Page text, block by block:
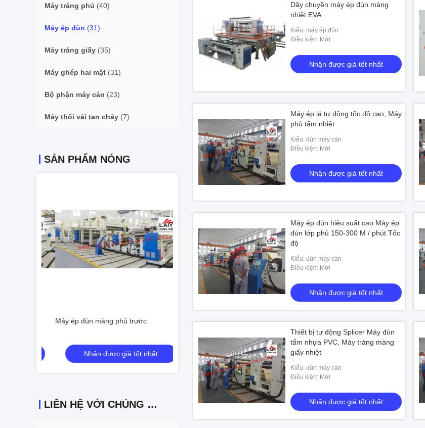
Máy tráng phủ (40)
Máy ép đùn (31)
Máy tráng giấy (35)
Máy ghép hai mặt (31)
Bộ phận máy cán (23)
Máy thổi vải tan chảy (7)
SẢN PHẨM NÓNG
Máy ép đùn màng phủ trước
Nhận được giá tốt nhất
Máy ép đùn màng phủ trước
Nhận được giá tốt nhất
LIÊN HỆ VỚI CHÚNG TÔI
Dây chuyền máy ép đùn màng
nhiệt EVA
Kiểu: máy ép đùn
Điều kiện: Mới
Nhận được giá tốt nhất
Máy ép lá tự động tốc độ cao, Máy
phủ tấm nhiệt
Kiểu: đùn máy cán
Điều kiện: Mới
Nhận được giá tốt nhất
Máy ép đùn hiệu suất cao Máy ép
đùn lớp phủ 150-300 M / phút Tốc
độ
Kiểu: đùn máy cán
Điều kiện: Mới
Nhận được giá tốt nhất
Thiết bị tự động Splicer Máy đùn
tấm nhựa PVC, Máy tráng màng
giấy nhiệt
Kiểu: đùn máy cán
Điều kiện: Mới
Nhận được giá tốt nhất